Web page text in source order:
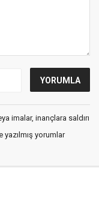
imalar, inançlara saldırı
yorumlar